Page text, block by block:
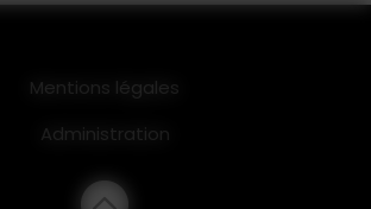
Mentions légales
Administration